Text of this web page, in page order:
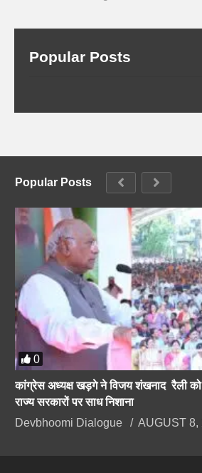
Popular Posts
Popular Posts
0
कांग्रेस अध्यक्ष खड़गे ने विजय शंखनाद रैली को
राज्य सरकारों पर साध निशाना
Devbhoomi Dialogue
AUGUST 8,